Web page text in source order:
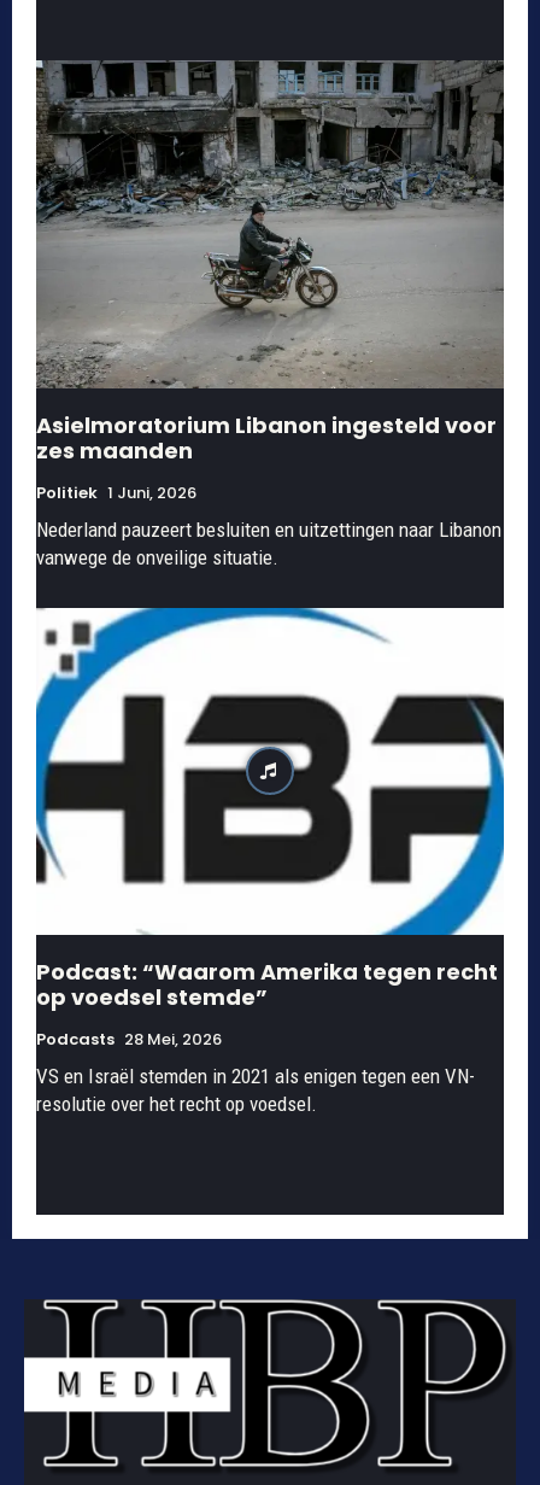
Asielmoratorium Libanon ingesteld voor
zes maanden
Politiek 1 Juni, 2026
Nederland pauzeert besluiten en uitzettingen naar Libanon
vanwege de onveilige situatie.
Podcast: “Waarom Amerika tegen recht
op voedsel stemde”
Podcasts 28 Mei, 2026
VS en Israël stemden in 2021 als enigen tegen een VN-
resolutie over het recht op voedsel.